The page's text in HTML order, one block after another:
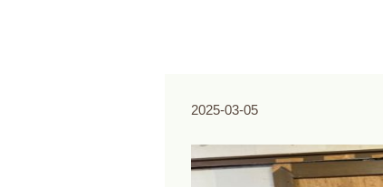
2025-03-05